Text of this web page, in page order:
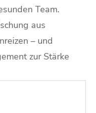
Team.
aus
– und
zur Stärke